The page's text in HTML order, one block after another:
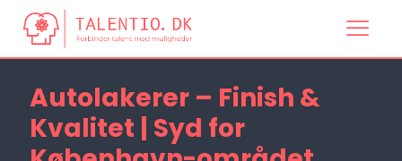
Autolakerer – Finish &
Kvalitet | Syd for